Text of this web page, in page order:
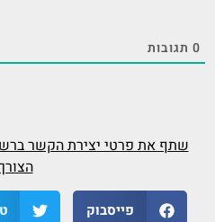
0תגובות
שתף את פרטי יצירת הקשר
פייסבוק